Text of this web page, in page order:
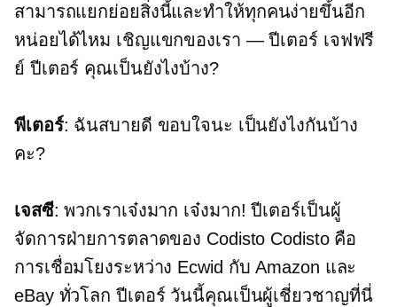
สามารถแยกย่อยสิ่งนี้และทำให้ทุกคนง่ายขึ้นอีก
หน่อยได้ไหม เชิญแขกของเรา — ปีเตอร์ เจฟฟรี
ย์ ปีเตอร์ คุณเป็นยังไงบ้าง?
พีเตอร์: ฉันสบายดี ขอบใจนะ เป็นยังไงกันบ้าง
คะ?
เจสซี: พวกเราเจ๋งมาก เจ๋งมาก! ปีเตอร์เป็นผู้
จัดการฝ่ายการตลาดของ Codisto Codisto คือ
การเชื่อมโยงระหว่าง Ecwid กับ Amazon และ
eBay ทั่วโลก ปีเตอร์ วันนี้คุณเป็นผู้เชี่ยวชาญที่นี่